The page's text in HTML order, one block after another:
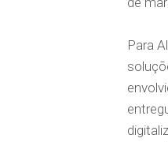
Para